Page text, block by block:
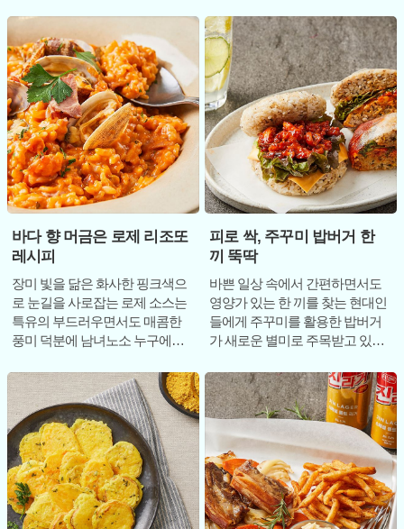
메뉴다. 겉은 바삭
동안 장기
바다 향 머금은 로제 리조또
레시피
장미 빛을 닮은 화사한 핑크색으
로 눈길을 사로잡는 로제 소스는
특유의 부드러우면서도 매콤한
풍미 덕분에 남녀노소 누구에게
었다. 최근에는 단
피로 싹, 주꾸미 밥버거 한
끼 뚝딱
바쁜 일상 속에서 간편하면서도
영양가 있는 한 끼를 찾는 현대인
들에게 주꾸미를 활용한 밥버거
가 새로운 별미로 주목받고 있다.
감과 매콤한